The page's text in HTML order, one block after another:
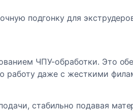
подгонку для
ЧПУ-обработки. Это
работу даже с жесткими
стабильно подавая